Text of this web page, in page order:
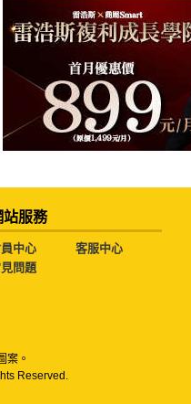
中心
問題
Reserved.